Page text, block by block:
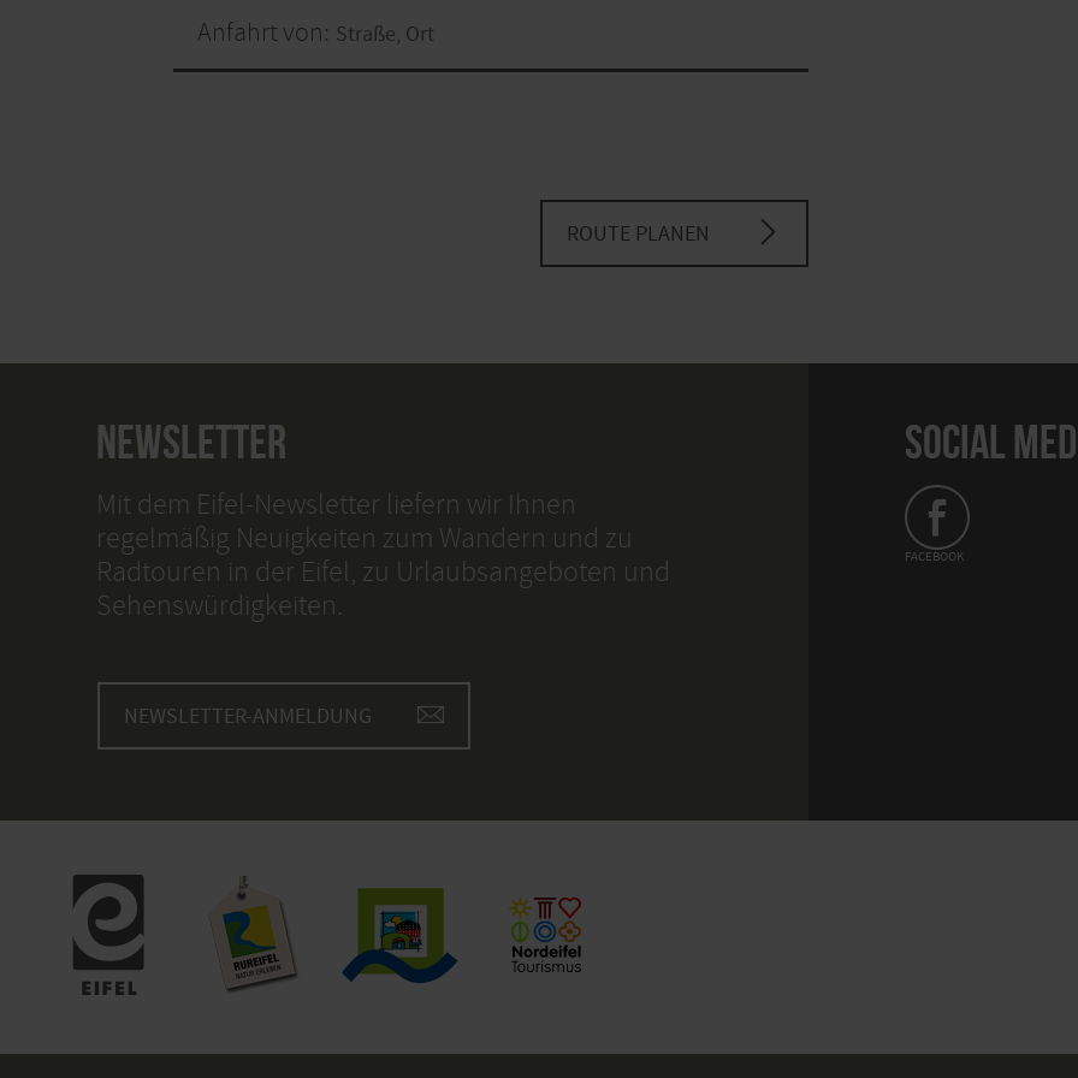
Anfahrt von:
ROUTE PLANEN
NEWSLETTER
Mit dem Eifel-Newsletter liefern wir Ihnen
regelmäßig Neuigkeiten zum Wandern und zu
Radtouren in der Eifel, zu Urlaubsangeboten und
Sehenswürdigkeiten.
NEWSLETTER-ANMELDUNG
SOCIAL
FACEBOOK